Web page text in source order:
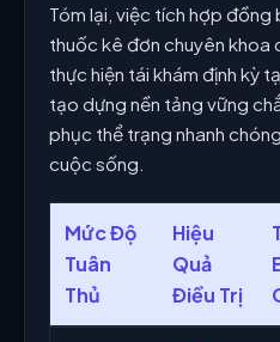
Tóm lại, việc tích hợp
thuốc kê đơn chuyên khoa
thực hiện tái khám định kỳ
tạo dựng nền tảng vững
phục thể trạng nhanh
cuộc sống.
Mức Độ
Tuân
Thủ
Hiệu
Quả
Điều Trị